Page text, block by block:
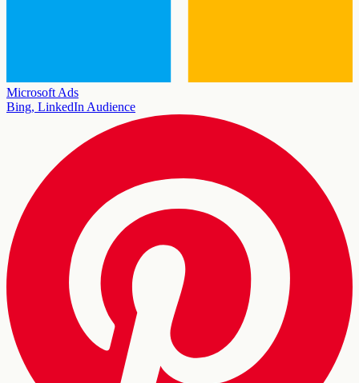
Microsoft Ads
Bing, LinkedIn Audience